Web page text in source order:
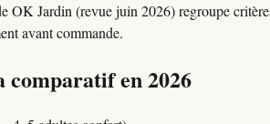
OK Jardin (revue juin 2026) regroupe
avant commande.
comparatif en 2026